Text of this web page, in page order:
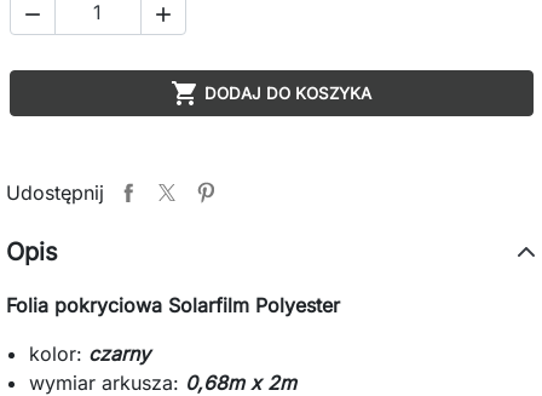
 
 DODAJ DO KOSZYKA
Udostępnij
Opis
Folia pokryciowa Solarfilm Polyester
kolor: czarny
wymiar arkusza: 0,68m x 2m